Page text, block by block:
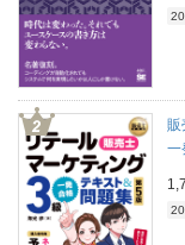
販
一